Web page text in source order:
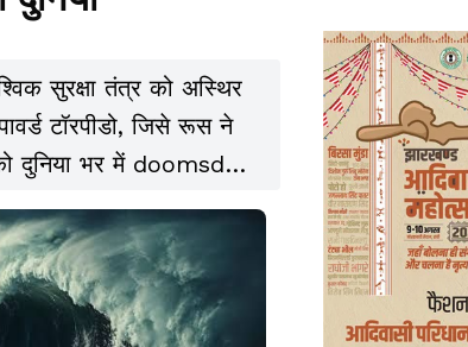
सुरक्षा तंत्र को अस्थिर
टॉरपीडो, जिसे रूस ने
दुनिया भर में doomsday
से कहीं अधिक